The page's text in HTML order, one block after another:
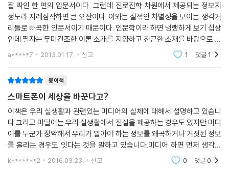
않고 친근하게 서술된 글이 독자들을 배움의 세계로 이끈다. 2부에서는 대
표적인 학자나 전문가의 삶과 그들이 이룬 학문적 업적을 소개한다. 심리
학을 대표하는 프로이드와 스키너, 문화 인류학의 대가 레비스트로스와 루
스 베네딕트 같은 학자들과 신문 방송학의 카를 폰 오시에츠키, 오리아나
팔라치 같은 언론인 등 배움을 사회에서 실천하고 더욱더 발전시킨 인생
로 각 학문에 대해서 궁금해 하는 부분을 시원하게 풀어 주며, 학문에 대한
선입견이나 오해를 바로잡고 본 모습을 보여 준다.
전문가에게 미리 듣는 대학 전공 학문 이야기
「주니어 대학」 시리즈는 각 학문을 전공한 전문가들이 청소년들 눈높이에
맞춰 자신들의 전문 분야를 쉽고 친절하게 알려 주고 있다. 그중에서도 특
히 청소년들과 부모님들 사이에서 인기가 높은 학문들이 실제로 어떤 내용
잘 짜인 한 편의 입문서이다. 그런데 진로진학 차원에서 제공되는 정보지
정도라 지레짐작하면 큰 오산이다. 이와는 질적인 차별성을 보이는 생각거
리들로 빼곡한 인문서이기 때문이다. 인문학이라 하면 냉랭하게 보기 십상
인데 필자는 무미건조한 이론 소개를 지양하고 친근한 소재를 바탕으로 스
토리 텔링 위주의 전개 방식을 택하고 있어 눈길을 떼지 못하게 한다. 먼
a*****7 2013.01.17. 신고 1 댓글1
종이책
스마트폰이 세상을 바꾼다고?
이책은 우리 실생활과 관련있는 미디어의 실체에 대해서 설명하고 있습니
다.그리고 미딜어는 우리 실생활에서 진실을 제공하는 경우도 있지만 미디
어를 누군가 장악해서 우리가 알아야 하는 정보를 왜곡하거나 거짓된 정보
를 흘리는 경우도 잇다는 것을 말하고 있습니다.미디어 하면 먼저 생각나
는 것인 신문입니다.기원전 로마시대 ＜악타 듀르나 포풀리 로마니 Acta
k*******2 2016.03.23. 신고 0 댓글0